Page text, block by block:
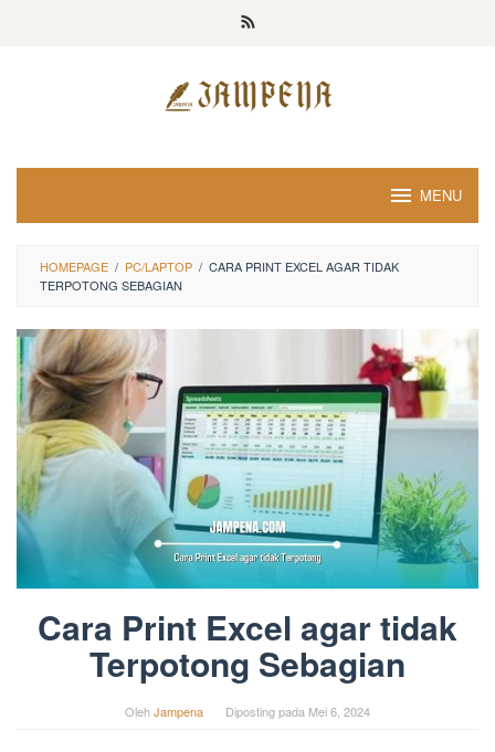
MENU
HOMEPAGE / PC/LAPTOP / CARA PRINT EXCEL AGAR TIDAK
TERPOTONG SEBAGIAN
Cara Print Excel agar tidak
Terpotong Sebagian
OlehJampena Diposting pada Mei 6, 2024